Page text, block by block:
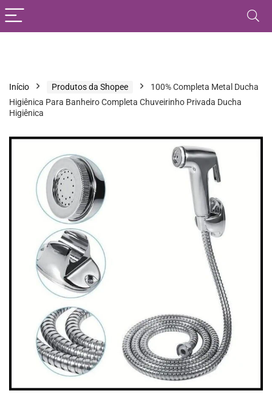
Início Produtos da Shopee
100% Completa Metal Ducha
Higiênica Para Banheiro Completa Chuveirinho Privada Ducha
Higiênica